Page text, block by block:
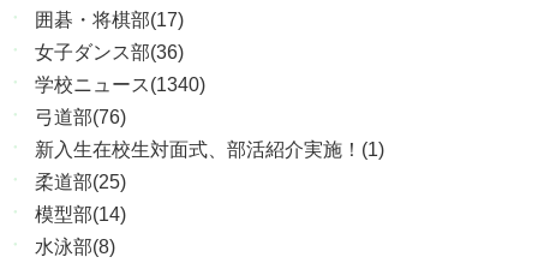
囲碁・将棋部(17)
女子ダンス部(36)
学校ニュース(1340)
弓道部(76)
新入生在校生対面式、部活紹介実施！(1)
柔道部(25)
模型部(14)
水泳部(8)